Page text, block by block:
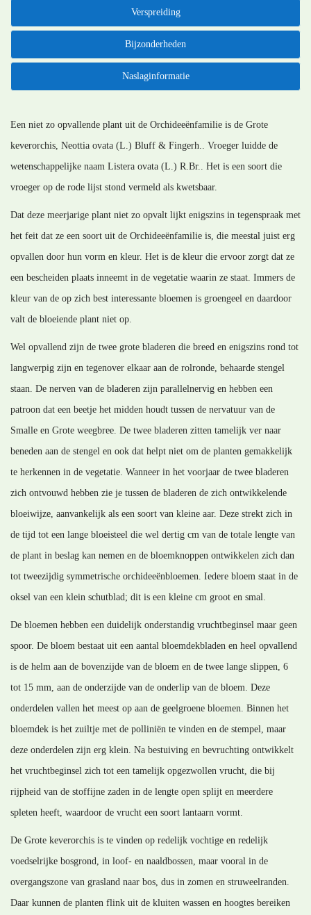
Verspreiding
Bijzonderheden
Naslaginformatie
Een niet zo opvallende plant uit de Orchideeënfamilie is de Grote
keverorchis, Neottia ovata (L.) Bluff & Fingerh.. Vroeger luidde de
wetenschappelijke naam Listera ovata (L.) R.Br.. Het is een soort die
vroeger op de rode lijst stond vermeld als kwetsbaar.
Dat deze meerjarige plant niet zo opvalt lijkt enigszins in tegenspraak met
het feit dat ze een soort uit de Orchideeënfamilie is, die meestal juist erg
opvallen door hun vorm en kleur. Het is de kleur die ervoor zorgt dat ze
een bescheiden plaats inneemt in de vegetatie waarin ze staat. Immers de
kleur van de op zich best interessante bloemen is groengeel en daardoor
valt de bloeiende plant niet op.
Wel opvallend zijn de twee grote bladeren die breed en enigszins rond tot
langwerpig zijn en tegenover elkaar aan de rolronde, behaarde stengel
staan. De nerven van de bladeren zijn parallelnervig en hebben een
patroon dat een beetje het midden houdt tussen de nervatuur van de
Smalle en Grote weegbree. De twee bladeren zitten tamelijk ver naar
beneden aan de stengel en ook dat helpt niet om de planten gemakkelijk
te herkennen in de vegetatie. Wanneer in het voorjaar de twee bladeren
zich ontvouwd hebben zie je tussen de bladeren de zich ontwikkelende
bloeiwijze, aanvankelijk als een soort van kleine aar. Deze strekt zich in
de tijd tot een lange bloeisteel die wel dertig cm van de totale lengte van
de plant in beslag kan nemen en de bloemknoppen ontwikkelen zich dan
tot tweezijdig symmetrische orchideeënbloemen. Iedere bloem staat in de
oksel van een klein schutblad; dit is een kleine cm groot en smal.
De bloemen hebben een duidelijk onderstandig vruchtbeginsel maar geen
spoor. De bloem bestaat uit een aantal bloemdekbladen en heel opvallend
is de helm aan de bovenzijde van de bloem en de twee lange slippen, 6
tot 15 mm, aan de onderzijde van de onderlip van de bloem. Deze
onderdelen vallen het meest op aan de geelgroene bloemen. Binnen het
bloemdek is het zuiltje met de polliniën te vinden en de stempel, maar
deze onderdelen zijn erg klein. Na bestuiving en bevruchting ontwikkelt
het vruchtbeginsel zich tot een tamelijk opgezwollen vrucht, die bij
rijpheid van de stoffijne zaden in de lengte open splijt en meerdere
spleten heeft, waardoor de vrucht een soort lantaarn vormt.
De Grote keverorchis is te vinden op redelijk vochtige en redelijk
voedselrijke bosgrond, in loof- en naaldbossen, maar vooral in de
overgangszone van grasland naar bos, dus in zomen en struweelranden.
Daar kunnen de planten flink uit de kluiten wassen en hoogtes bereiken